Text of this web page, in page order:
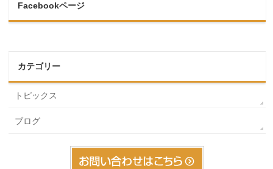
Facebookページ
カテゴリー
トピックス
ブログ